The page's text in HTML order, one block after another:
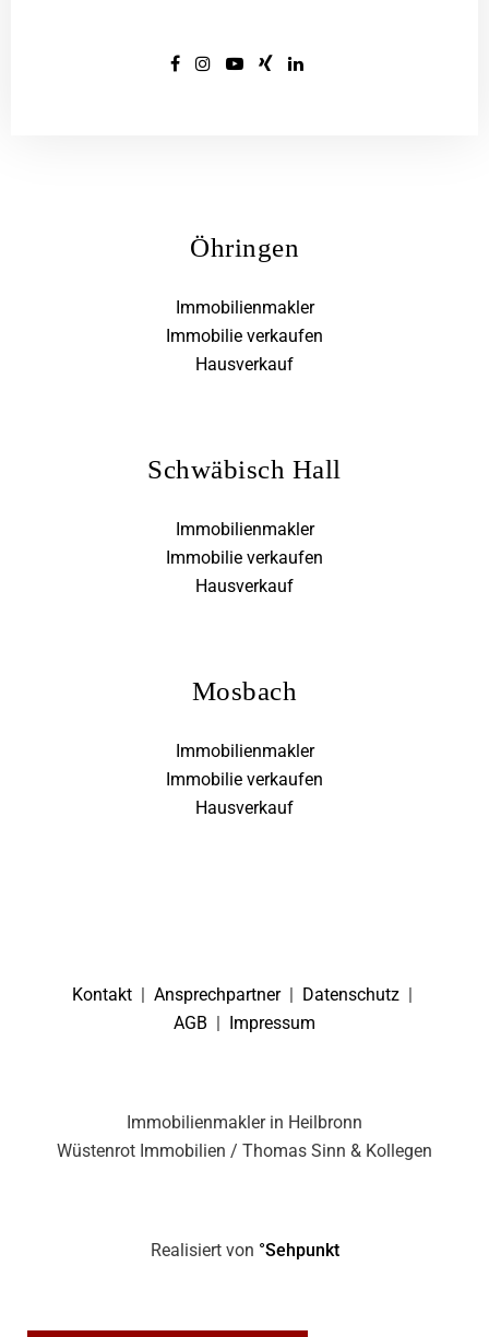
Öhringen
Immobilienmakler
Immobilie verkaufen
Hausverkauf
Schwäbisch Hall
Immobilienmakler
Immobilie verkaufen
Hausverkauf
Mosbach
Immobilienmakler
Immobilie verkaufen
Hausverkauf
Kontakt | Ansprechpartner| Datenschutz |
AGB | Impressum
Immobilienmakler in Heilbronn
Wüstenrot Immobilien / Thomas Sinn & Kollegen
Realisiert von °Sehpunkt